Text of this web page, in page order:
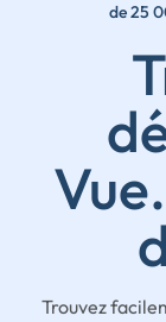
de 25
Trouvez